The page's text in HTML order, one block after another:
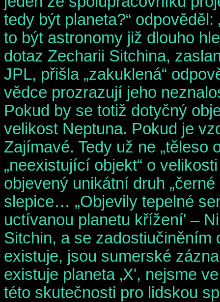
tedy být planeta?“ odpověděl:
to být astronomy již dlouho
dotaz Zecharii Sitchina,
JPL, přišla „zakuklená“
vědce prozrazují jeho
Pokud by se totiž dotyčný
velikost Neptuna. Pokud je
Zajímavé. Tedy už ne „těleso
„neexistující objekt“ o
objevený unikátní druh
slepice… „Objevily tepelné
uctívanou planetu křížení' –
Sitchin, a se zadostiučiněním
existuje, jsou sumerské
existuje planeta ‚X', nejsme
této skutečnosti pro lidskou